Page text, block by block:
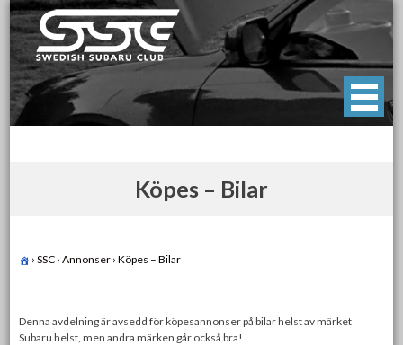
Skip
to
content
Swedish Subaru Club
För oss som älskar Subaru!
Köpes – Bilar
› SSC › Annonser › Köpes – Bilar
Denna avdelning är avsedd för köpesannonser på bilar helst av märket
Subaru helst, men andra märken går också bra!